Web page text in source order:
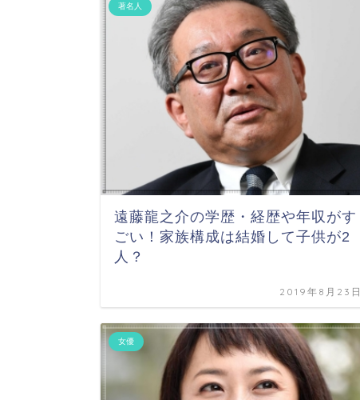
著名人
遠藤龍之介の学歴・経歴や年収がす
ごい！家族構成は結婚して子供が2
人？
2019年8月23日
女優